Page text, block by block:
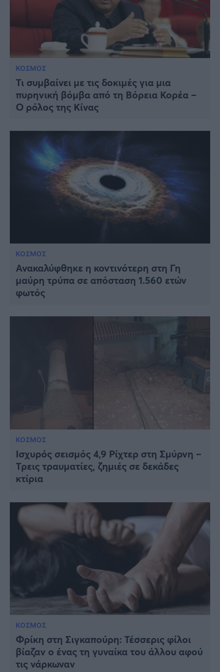
ΚΟΣΜΟΣ
Τι συμβαίνει με τις δοκιμές για μια
πυρηνική βόμβα από τη Βόρεια Κορέα –
Ο ρόλος της Κίνας
ΚΟΣΜΟΣ
Ανακαλύφθηκε η κοντινότερη στη Γη
μαύρη τρύπα σε απόσταση 1.560 ετών
φωτός
ΚΟΣΜΟΣ
Ισχυρός σεισμός 4,9 Ρίχτερ στη Σμύρνη –
Τρεις τραυματίες, ζημιές σε δεκάδες
κτίρια
ΚΟΣΜΟΣ
Φρίκη στη Σιγκαπούρη: Τέσσερις φίλοι
βίαζαν ο ένας τη γυναίκα του άλλου αφού
τις νάρκωναν